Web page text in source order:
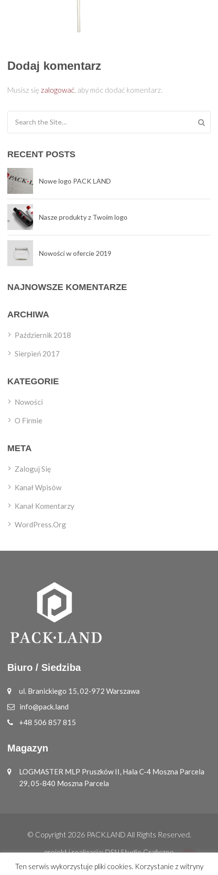
Dodaj komentarz
Musisz się zalogować, aby móc dodać komentarz.
RECENT POSTS
Nowe logo PACK LAND
Nasze produkty z Twoim logo
Nowości w ofercie 2019
NAJNOWSZE KOMENTARZE
ARCHIWA
Październik 2018
Sierpień 2017
KATEGORIE
Nowości
O Firmie
META
Zaloguj Się
Kanał Wpisów
Kanał Komentarzy
WordPress.org
Biuro / Siedziba
ul. Branickiego 15, 02-972 Warszawa
info@pack.land
+48 506 857 815
Magazyn
LOGMASTER MLP Pruszków II, Hala C-4 Moszna Parcela
29, 05-840 Moszna Parcela
© Copyright 2026 PACK.LAND All Rights Reserved.
projekt i realizacja:DSN Studio Graficzne
Ten serwis wykorzystuje pliki cookies. Korzystanie z witryny